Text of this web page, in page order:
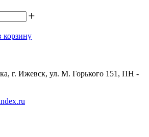
корзину
г. Ижевск, ул. М. Горького 151, ПН -